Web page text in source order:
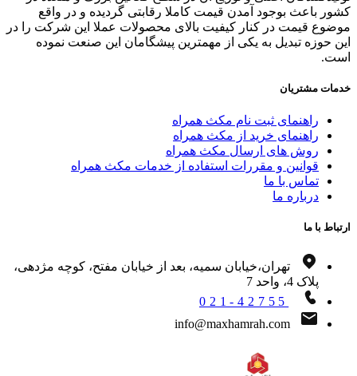
باعث بوجود آمدن قیمت کاملا رقابتی گردیده و در واقع
قیمت در کنار کیفیت بالای محصولات عملا این شرکت را در
حوزه تبدیل به یکی از مهمترین پیشگامان این صنعت نموده
مشتریان
راهنمای ثبت نام مکث همراه
راهنمای خرید از مکث همراه
روش های ارسال مکث همراه
قوانین و مقررات استفاده از خدمات مکث همراه
تماس با ما
درباره ما
با ما
تهران،خیابان سمیه، بعد از خیابان مفتح، کوچه مژدهی،
پلاک 4، واحد 7
021-42755
info@maxhamrah.com